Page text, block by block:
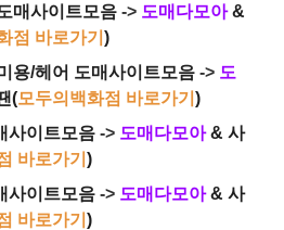
매사이트모음 -> 도매다모아 &
점 바로가기)
용/헤어 도매사이트모음 -> 도
(모두의백화점 바로가기)
사이트모음 -> 도매다모아 & 사
바로가기)
사이트모음 -> 도매다모아 & 사
바로가기)